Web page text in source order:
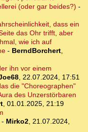
(oder gar beides?) -
dass ein
das Ohr trifft, aber
wie ich auf
- BerndBorchert,
ihn vor einem
, 22.07.2024, 17:51
die "Choreographen"
des Unzerstörbaren
, 01.01.2025, 21:19
- Mirko2, 21.07.2024,